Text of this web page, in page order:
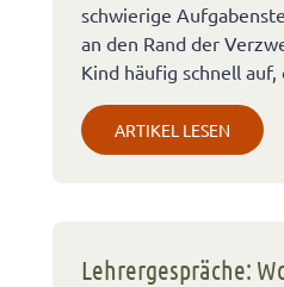
schwierige
an den Rand der
Kind häufig schnell
ARTIKEL LESEN
Lehrergespräche: